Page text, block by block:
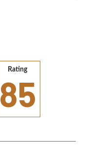
Rating
85